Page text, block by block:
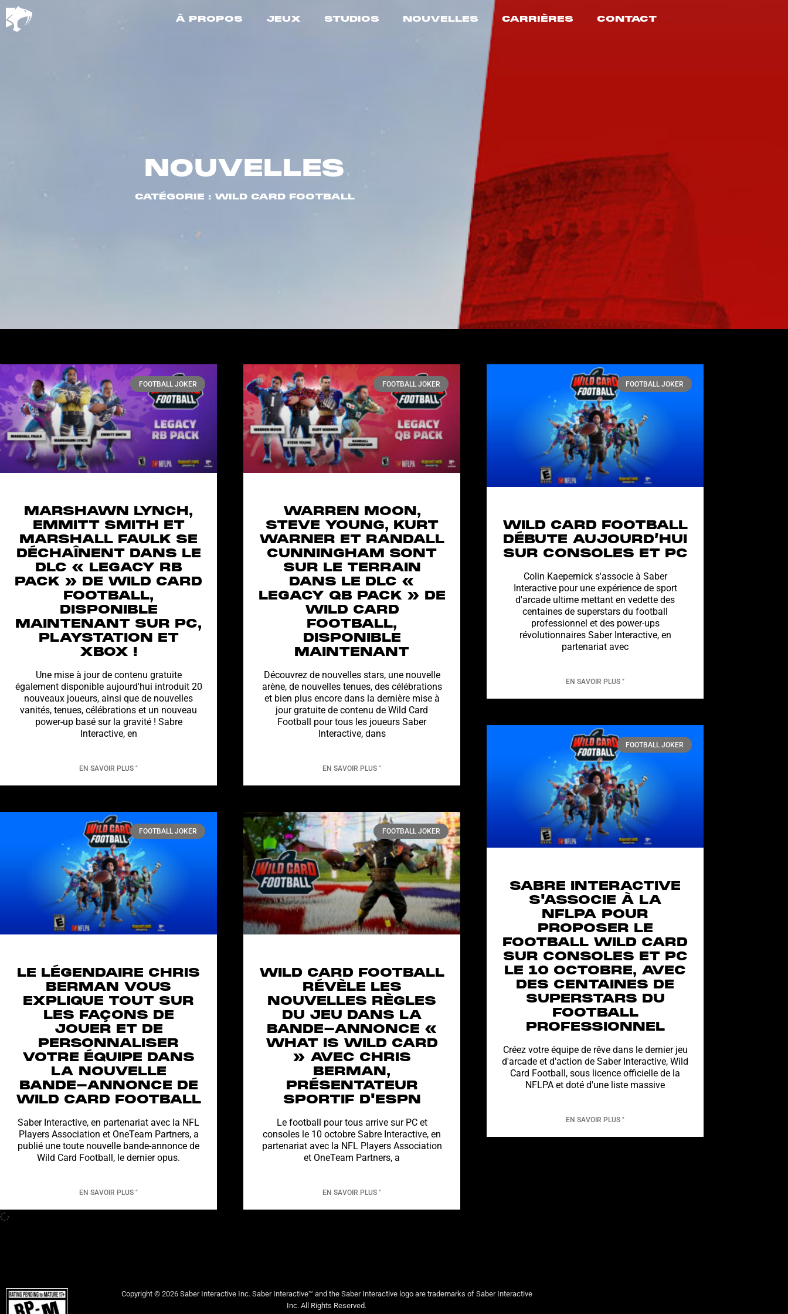
À PROPOS JEUX STUDIOS NOUVELLES CARRIÈRES CONTACT
NOUVELLES
CATÉGORIE : WILD CARD FOOTBALL
FOOTBALL JOKER
MARSHAWN LYNCH,
EMMITT SMITH ET
MARSHALL FAULK SE
DÉCHAÎNENT DANS LE
DLC « LEGACY RB
PACK » DE WILD CARD
FOOTBALL,
DISPONIBLE
MAINTENANT SUR PC,
PLAYSTATION ET
XBOX !
Une mise à jour de contenu gratuite
également disponible aujourd'hui introduit 20
nouveaux joueurs, ainsi que de nouvelles
vanités, tenues, célébrations et un nouveau
power-up basé sur la gravité ! Sabre
Interactive, en
EN SAVOIR PLUS "
FOOTBALL JOKER
WARREN MOON,
STEVE YOUNG, KURT
WARNER ET RANDALL
CUNNINGHAM SONT
SUR LE TERRAIN
DANS LE DLC «
LEGACY QB PACK » DE
WILD CARD
FOOTBALL,
DISPONIBLE
MAINTENANT
Découvrez de nouvelles stars, une nouvelle
arène, de nouvelles tenues, des célébrations
et bien plus encore dans la dernière mise à
jour gratuite de contenu de Wild Card
Football pour tous les joueurs Saber
Interactive, dans
EN SAVOIR PLUS "
FOOTBALL JOKER
WILD CARD FOOTBALL
DÉBUTE AUJOURD’HUI
SUR CONSOLES ET PC
Colin Kaepernick s'associe à Saber
Interactive pour une expérience de sport
d'arcade ultime mettant en vedette des
centaines de superstars du football
professionnel et des power-ups
révolutionnaires Saber Interactive, en
partenariat avec
EN SAVOIR PLUS "
FOOTBALL JOKER
LE LÉGENDAIRE CHRIS
BERMAN VOUS
EXPLIQUE TOUT SUR
LES FAÇONS DE
JOUER ET DE
PERSONNALISER
VOTRE ÉQUIPE DANS
LA NOUVELLE
BANDE-ANNONCE DE
WILD CARD FOOTBALL
Saber Interactive, en partenariat avec la NFL
Players Association et OneTeam Partners, a
publié une toute nouvelle bande-annonce de
Wild Card Football, le dernier opus.
EN SAVOIR PLUS "
FOOTBALL JOKER
WILD CARD FOOTBALL
RÉVÈLE LES
NOUVELLES RÈGLES
DU JEU DANS LA
BANDE-ANNONCE «
WHAT IS WILD CARD
» AVEC CHRIS
BERMAN,
PRÉSENTATEUR
SPORTIF D'ESPN
Le football pour tous arrive sur PC et
consoles le 10 octobre Sabre Interactive, en
partenariat avec la NFL Players Association
et OneTeam Partners, a
EN SAVOIR PLUS "
FOOTBALL JOKER
SABRE INTERACTIVE
S'ASSOCIE À LA
NFLPA POUR
PROPOSER LE
FOOTBALL WILD CARD
SUR CONSOLES ET PC
LE 10 OCTOBRE, AVEC
DES CENTAINES DE
SUPERSTARS DU
FOOTBALL
PROFESSIONNEL
Créez votre équipe de rêve dans le dernier jeu
d'arcade et d'action de Saber Interactive, Wild
Card Football, sous licence officielle de la
NFLPA et doté d'une liste massive
EN SAVOIR PLUS "
Copyright © 2026 Saber Interactive Inc. Saber Interactive™ and the Saber Interactive logo are trademarks of Saber Interactive
Inc. All Rights Reserved.